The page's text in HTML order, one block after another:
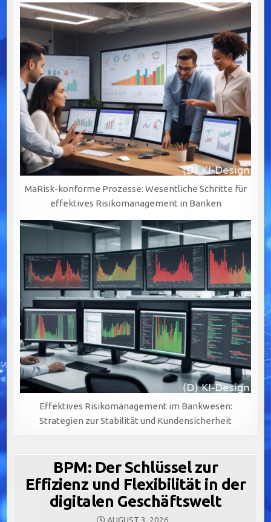
MaRisk-konforme Prozesse: Wesentliche Schritte für
effektives Risikomanagement in Banken
Effektives Risikomanagement im Bankwesen:
Strategien zur Stabilität und Kundensicherheit
BPM: Der Schlüssel zur
Effizienz und Flexibilität in der
digitalen Geschäftswelt